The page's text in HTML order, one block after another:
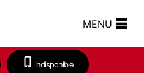
MENU
indisponible